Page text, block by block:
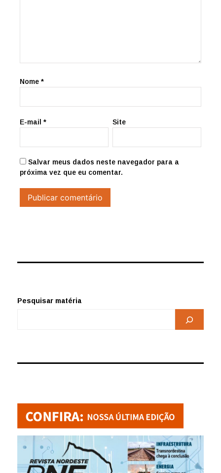
Nome *
E-mail * Site
Salvar meus dados neste navegador para a
próxima vez que eu comentar.
Pesquisar matéria